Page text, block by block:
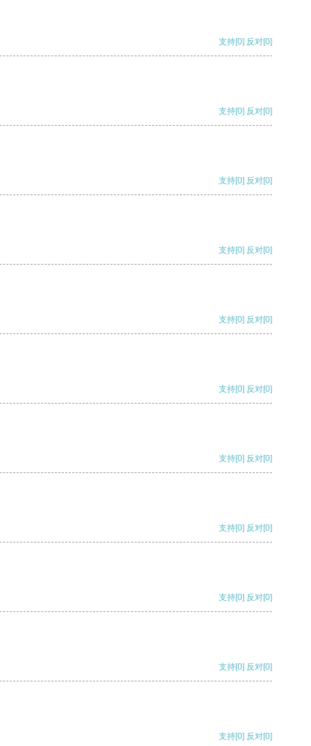
支持[0] 反对[0]
支持[0] 反对[0]
支持[0] 反对[0]
支持[0] 反对[0]
支持[0] 反对[0]
支持[0] 反对[0]
支持[0] 反对[0]
支持[0] 反对[0]
支持[0] 反对[0]
支持[0] 反对[0]
支持[0] 反对[0]